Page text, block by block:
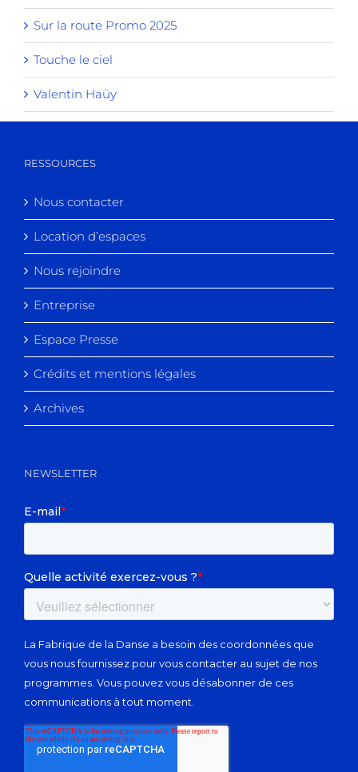
Sur la route Promo 2025
Touche le ciel
Valentin Haüy
RESSOURCES
Nous contacter
Location d’espaces
Nous rejoindre
Entreprise
Espace Presse
Crédits et mentions légales
Archives
NEWSLETTER